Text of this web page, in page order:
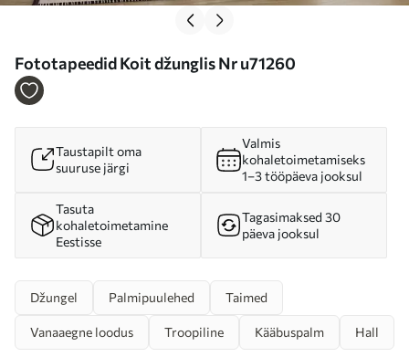
Fototapeedid Koit džunglis Nr u71260
Taustapilt oma
suuruse järgi
Valmis
kohaletoimetamiseks
1–3 tööpäeva jooksul
Tasuta
kohaletoimetamine
Eestisse
Tagasimaksed 30
päeva jooksul
Džungel Palmipuulehed Taimed
Vanaaegne loodus Troopiline Kääbuspalm Hall